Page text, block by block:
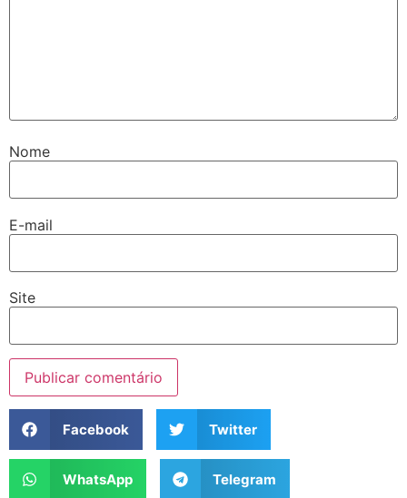
Nome
E-mail
Site
Facebook Twitter
WhatsApp Telegram